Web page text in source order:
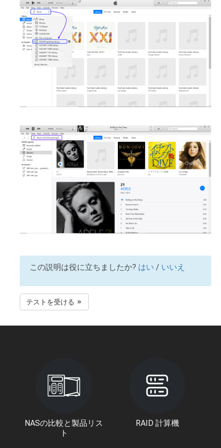
この説明は役に立ちましたか? はい / いいえ
テストを受ける
NASの比較と製品リス
ト
RAID 計算機